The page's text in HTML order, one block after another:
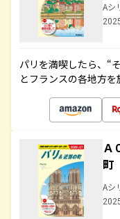
Aシ
パリを満喫したら、“
とフランスの各地方を
Ａ
町
Aシ